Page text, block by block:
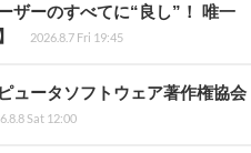
ザーのすべてに“良し”！ 唯一
2026.8.7 Fri 19:45
ュータソフトウェア著作権協会
Sat 12:00